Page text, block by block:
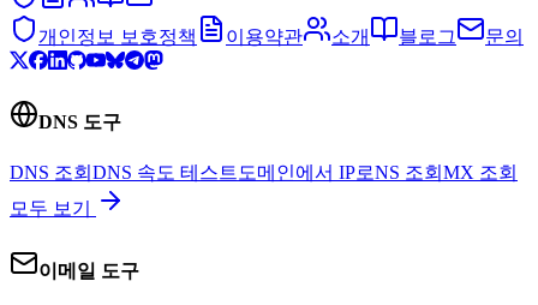
개인정보 보호정책 이용약관 소개 블로그 문의
DNS 도구
DNS 조회 DNS 속도 테스트도메인에서 IP로NS 조회 MX 조회
모두 보기
이메일 도구